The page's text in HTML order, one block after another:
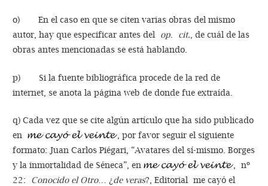
o) En el caso en que se citen varias obras del mismo
autor, hay que especificar antes del op cit. , de cuál de las
obras antes mencionadas se está hablando.
p) Si la fuente bibliográfica procede de la red de
internet, se anota la página web de donde fue extraída.
q) Cada vez que se cite algún artículo que ha sido publicado
en
, por favor seguir el siguiente
formato: Juan Carlos Piégari, “Avatares del sí-mismo. Borges
y la inmortalidad de Séneca”, en
, nº
22: Conocido el Otro… ¿de veras?, Editorial me cayó el